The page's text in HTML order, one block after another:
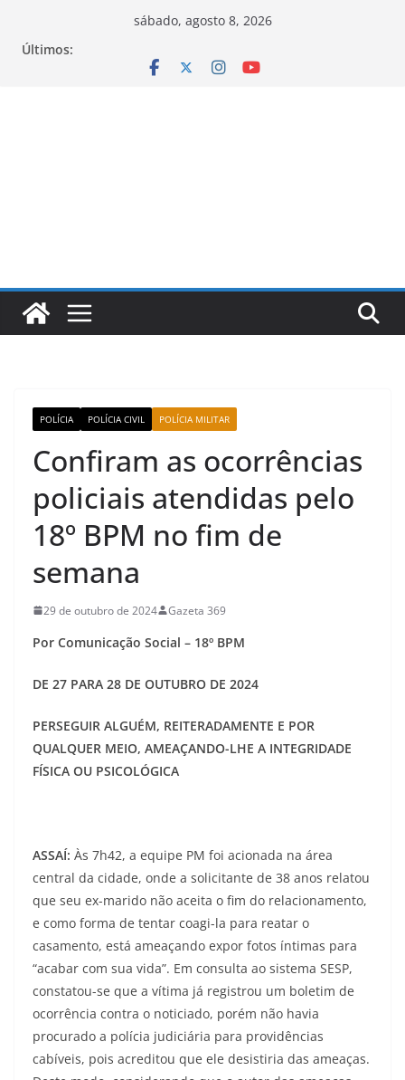
sábado, agosto 8, 2026
Últimos:
POLÍCIA POLÍCIA CIVIL POLÍCIA MILITAR
Confiram as ocorrências
policiais atendidas pelo
18º BPM no fim de
semana
29 de outubro de 2024 Gazeta 369
Por Comunicação Social – 18º BPM
DE 27 PARA 28 DE OUTUBRO DE 2024
PERSEGUIR ALGUÉM, REITERADAMENTE E POR
QUALQUER MEIO, AMEAÇANDO-LHE A INTEGRIDADE
FÍSICA OU PSICOLÓGICA
ASSAÍ: Às 7h42, a equipe PM foi acionada na área
central da cidade, onde a solicitante de 38 anos relatou
que seu ex-marido não aceita o fim do relacionamento,
e como forma de tentar coagi-la para reatar o
casamento, está ameaçando expor fotos íntimas para
“acabar com sua vida”. Em consulta ao sistema SESP,
constatou-se que a vítima já registrou um boletim de
ocorrência contra o noticiado, porém não havia
procurado a polícia judiciária para providências
cabíveis, pois acreditou que ele desistiria das ameaças.